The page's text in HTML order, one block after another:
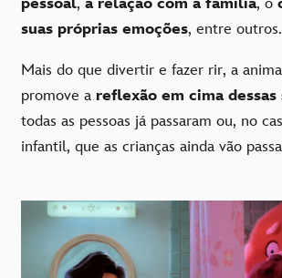
suas próprias emoções, entre outros.
Mais do que divertir e fazer rir, a
promove a reflexão em cima dessas
todas as pessoas já passaram ou, no
infantil, que as crianças ainda vão